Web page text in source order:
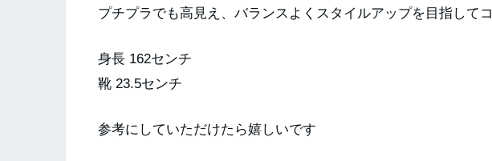
プチプラでも高見え、バランスよくスタイルアップを目指して
身長 162センチ
靴 23.5センチ
参考にしていただけたら嬉しいです